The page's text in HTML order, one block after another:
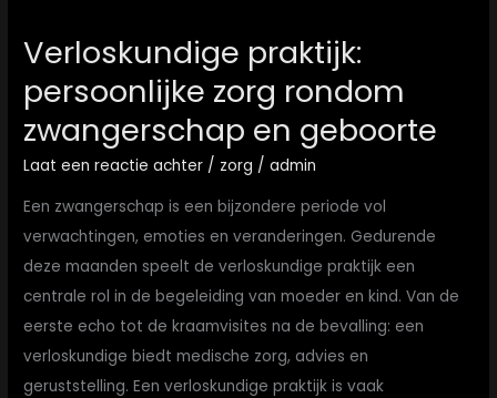
Verloskundige praktijk:
persoonlijke zorg rondom
zwangerschap en geboorte
Laat een reactie achter / zorg /admin
Een zwangerschap is een bijzondere periode vol
verwachtingen, emoties en veranderingen. Gedurende
deze maanden speelt de verloskundige praktijk een
centrale rol in de begeleiding van moeder en kind. Van de
eerste echo tot de kraamvisites na de bevalling: een
verloskundige biedt medische zorg, advies en
geruststelling. Een verloskundige praktijk is vaak
persoonlijke
zorg
rondom
zwangerschap
en
geboorte